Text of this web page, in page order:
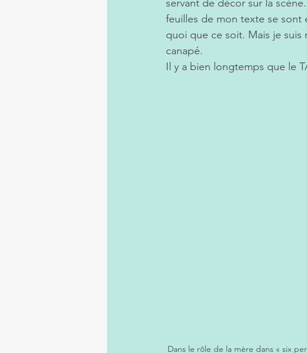
servant de décor sur la
feuilles de mon texte se sont
quoi que ce soit. Mais je
canapé.
Il y a bien longtemps que le
Dans le rôle de la mère dans « six